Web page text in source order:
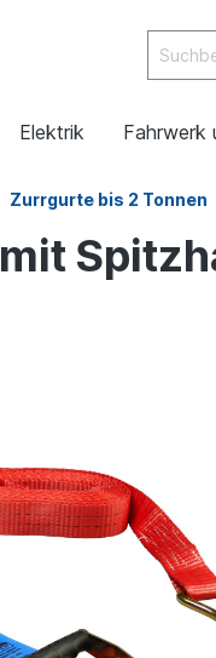
Elektrik Fahrwerk
Zurrgurte bis 2 Tonnen